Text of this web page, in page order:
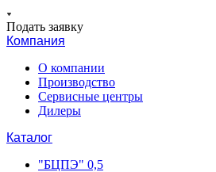
Подать заявку
Компания
О компании
Производство
Сервисные центры
Дилеры
Каталог
"БЦПЭ" 0,5